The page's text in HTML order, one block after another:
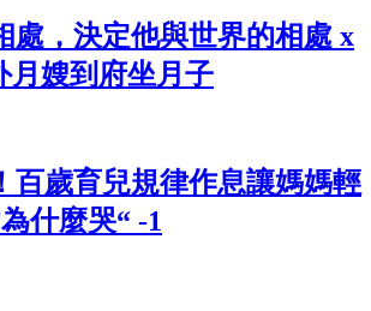
處，決定他與世界的相處 x
月嫂到府坐月子
百歲育兒規律作息讓媽媽輕
什麼哭“ -1